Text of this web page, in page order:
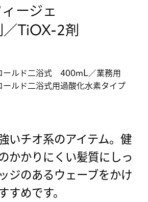
ージェ
TiOX-2剤
ールド二浴式 400mL／業務用
ールド二浴式用過酸化水素タイプ
いチオ系のアイテム。健
かかりにくい髪質にしっ
ジのあるウェーブをかけ
すめです。